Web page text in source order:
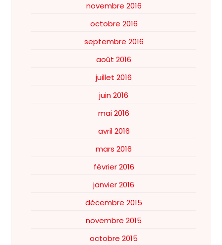
novembre 2016
octobre 2016
septembre 2016
août 2016
juillet 2016
juin 2016
mai 2016
avril 2016
mars 2016
février 2016
janvier 2016
décembre 2015
novembre 2015
octobre 2015